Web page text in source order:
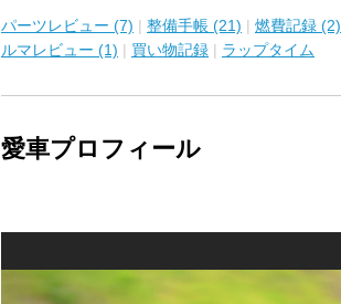
パーツレビュー (7) | 整備手帳 (21) | 燃費記録 (2)
ルマレビュー (1) | 買い物記録 | ラップタイム
愛車プロフィール